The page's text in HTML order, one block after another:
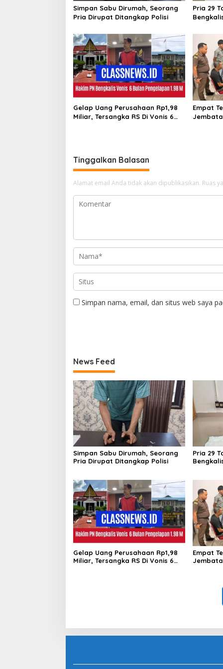
s
Simpan Sabu Dirumah, Seorang
Pria Dirupat Ditangkap Polisi
Pria 29
Gelap Uang Perusahaan Rp1,98
Miliar, Tersangka RS Di Vonis 6
Empat
Tinggalkan Balasan
Alamat email Anda tidak akan dipublikasikan. Ruas
Simpan nama, email, dan situs web saya
News Feed
Simpan Sabu Dirumah, Seorang
Pria Dirupat Ditangkap Polisi
Pria 29
Gelap Uang Perusahaan Rp1,98
Miliar, Tersangka RS Di Vonis 6
Empat